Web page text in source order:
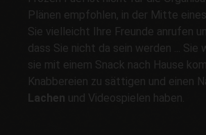
Plänen empfohlen, in der Mitte
Sie vielleicht Ihre Freunde anrufen
dass Sie nicht da sein werden ... Sie
sie mit einem Snack nach Hause
Knabbereien zu sättigen und einen
Lachen und Videospielen haben.